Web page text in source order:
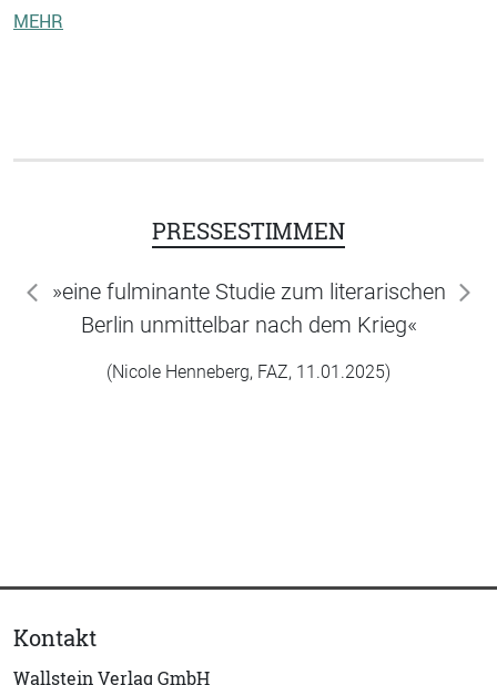
MEHR
PRESSESTIMMEN
»eine fulminante Studie zum literarischen
Berlin unmittelbar nach dem Krieg«
(Nicole Henneberg, FAZ, 11.01.2025)
zurück
Kontakt
Wallstein Verlag GmbH